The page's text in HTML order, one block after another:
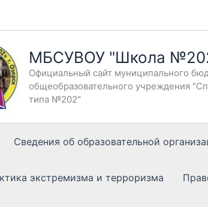
МБСУВОУ "Школа
Официальный сайт муниципального
общеобразовательного учреждения
типа №202"
Сведения об образовательной
экстремизма и терроризма